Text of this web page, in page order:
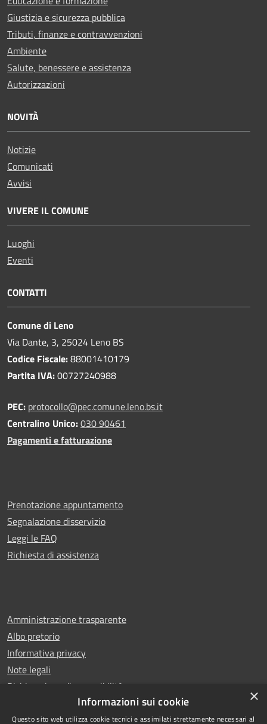
Giustizia e sicurezza pubblica
Tributi, finanze e contravvenzioni
Ambiente
Salute, benessere e assistenza
Autorizzazioni
NOVITÀ
Notizie
Comunicati
Avvisi
VIVERE IL COMUNE
Luoghi
Eventi
CONTATTI
Comune di Leno
Via Dante, 3, 25024 Leno BS
Codice Fiscale:88001410179
Partita IVA:00727240988
PEC: protocollo@pec.comune.leno.bs.it
Centralino Unico:030 90461
Pagamenti e fatturazione
Prenotazione appuntamento
Segnalazione disservizio
Leggi le FAQ
Richiesta di assistenza
Amministrazione trasparente
Albo pretorio
Informativa privacy
Note legali
Dichiarazione di accessibilità
×
Informazioni sui cookie
Questo sito web utilizza cookie tecnici e assimilati strettamente necessari al